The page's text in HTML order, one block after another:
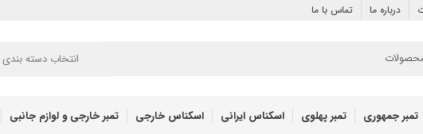
درباره ما تماس با ما
انتخاب دسته بندی
تمبر جمهوری تمبر پهلوی اسکناس ایرانی اسکناس خارجی تمبر خارجی و لوازم جانبی